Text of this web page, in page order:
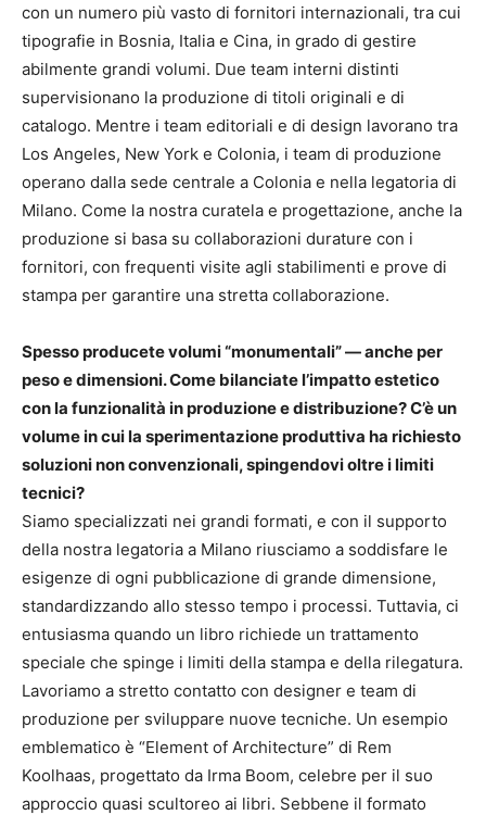
con un numero più vasto di fornitori internazionali, tra cui
tipografie in Bosnia, Italia e Cina, in grado di gestire
abilmente grandi volumi. Due team interni distinti
supervisionano la produzione di titoli originali e di
catalogo. Mentre i team editoriali e di design lavorano tra
Los Angeles, New York e Colonia, i team di produzione
operano dalla sede centrale a Colonia e nella legatoria di
Milano. Come la nostra curatela e progettazione, anche la
produzione si basa su collaborazioni durature con i
fornitori, con frequenti visite agli stabilimenti e prove di
stampa per garantire una stretta collaborazione.
Spesso producete volumi “monumentali” — anche per
peso e dimensioni. Come bilanciate l’impatto estetico
con la funzionalità in produzione e distribuzione? C’è un
volume in cui la sperimentazione produttiva ha richiesto
soluzioni non convenzionali, spingendovi oltre i limiti
tecnici?
Siamo specializzati nei grandi formati, e con il supporto
della nostra legatoria a Milano riusciamo a soddisfare le
esigenze di ogni pubblicazione di grande dimensione,
standardizzando allo stesso tempo i processi. Tuttavia, ci
entusiasma quando un libro richiede un trattamento
speciale che spinge i limiti della stampa e della rilegatura.
Lavoriamo a stretto contatto con designer e team di
produzione per sviluppare nuove tecniche. Un esempio
emblematico è “Element of Architecture” di Rem
Koolhaas, progettato da Irma Boom, celebre per il suo
approccio quasi scultoreo ai libri. Sebbene il formato